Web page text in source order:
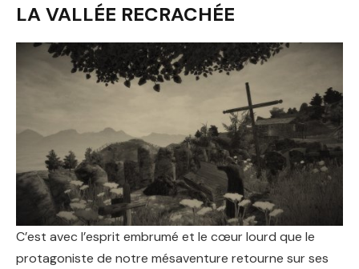
LA VALLÉE RECRACHÉE
C’est avec l’esprit embrumé et le cœur lourd que le
protagoniste de notre mésaventure retourne sur ses